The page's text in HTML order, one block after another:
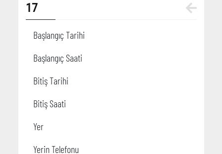
17
Başlangıç Tarihi
Başlangıç Saati
Bitiş Tarihi
Bitiş Saati
Yer
Yerin Telefonu